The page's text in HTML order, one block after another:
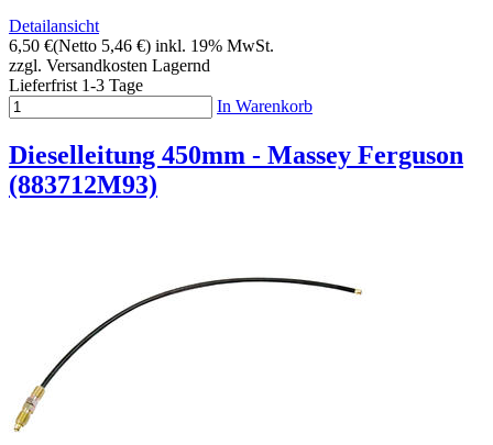
Detailansicht
6,50 €(Netto 5,46 €) inkl. 19% MwSt.
zzgl. Versandkosten Lagernd
Lieferfrist 1-3 Tage
In Warenkorb
Dieselleitung 450mm - Massey Ferguson
(883712M93)